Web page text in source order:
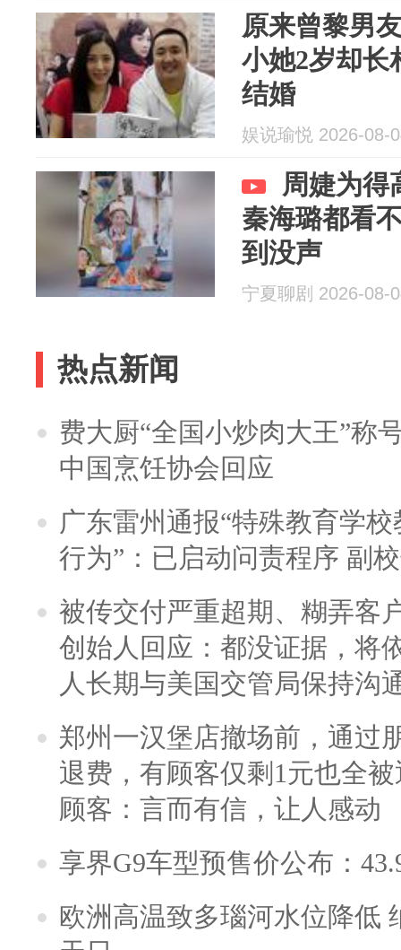
原来曾黎男
小她2岁却长
结婚
娱说瑜悦 2026-08-
周婕为得
秦海璐都看
到没声
宁夏聊剧 2026-08-
热点新闻
费大厨“全国小炒肉大王”称
中国烹饪协会回应
广东雷州通报“特殊教育学
行为”：已启动问责程序 副
被传交付严重超期、糊弄客
创始人回应：都没证据，将
人长期与美国交管局保持沟
郑州一汉堡店撤场前，通过
退费，有顾客仅剩1元也全
顾客：言而有信，让人感动
享界G9车型预售价公布：
欧洲高温致多瑙河水位降低